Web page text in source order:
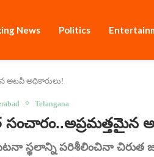
News Politics
అటవీ అధికారులు!
Telangana
సంచారం..అప్రమత్తమైన
స్థలాన్ని పరిశీలించినా చిరుత